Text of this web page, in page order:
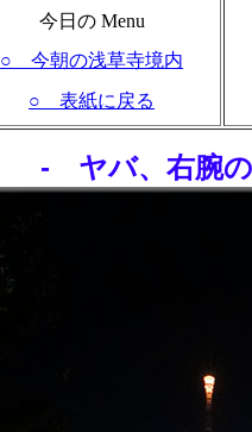
今日の Menu
○ 今朝の浅草寺境内
○ 表紙に戻る
- ヤバ、右腕